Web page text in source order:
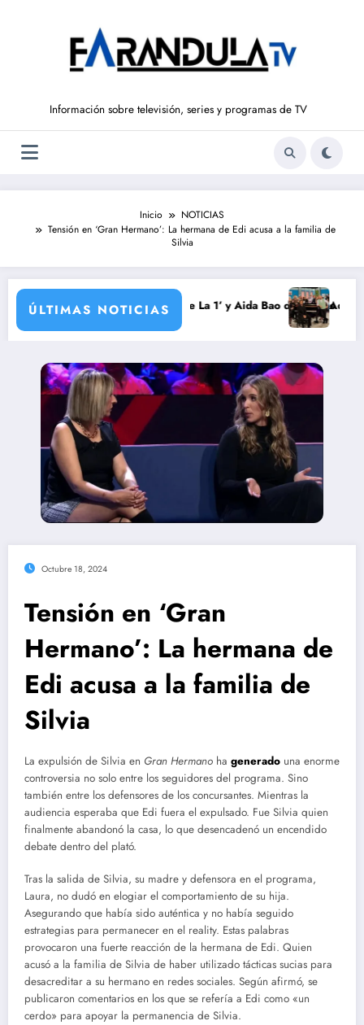
Información sobre televisión, series y programas de TV
Inicio
NOTICIAS
Tensión en ‘Gran Hermano’: La hermana de Edi acusa a la familia de
Silvia
ÚLTIMAS NOTICIAS
vuelve a ‘La Hora de La 1’ y Aida Bao da el salto aAdiós a ‘Cine
Octubre 18, 2024
Tensión en ‘Gran
Hermano’: La hermana de
Edi acusa a la familia de
Silvia
La expulsión de Silvia en Gran Hermano ha generado una enorme
controversia no solo entre los seguidores del programa. Sino
también entre los defensores de los concursantes. Mientras la
audiencia esperaba que Edi fuera el expulsado. Fue Silvia quien
finalmente abandonó la casa, lo que desencadenó un encendido
debate dentro del plató.
Tras la salida de Silvia, su madre y defensora en el programa,
Laura, no dudó en elogiar el comportamiento de su hija.
Asegurando que había sido auténtica y no había seguido
estrategias para permanecer en el reality. Estas palabras
provocaron una fuerte reacción de la hermana de Edi. Quien
acusó a la familia de Silvia de haber utilizado tácticas sucias para
desacreditar a su hermano en redes sociales. Según afirmó, se
publicaron comentarios en los que se refería a Edi como «un
cerdo» para apoyar la permanencia de Silvia.